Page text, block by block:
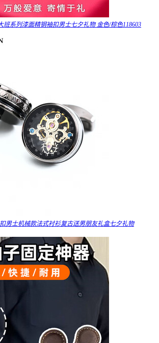
班系列漆面精钢袖扣男士七夕礼物 金色/棕色118603
男士机械款法式衬衫复古送男朋友礼盒七夕礼物